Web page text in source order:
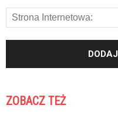
ZOBACZ TEŻ